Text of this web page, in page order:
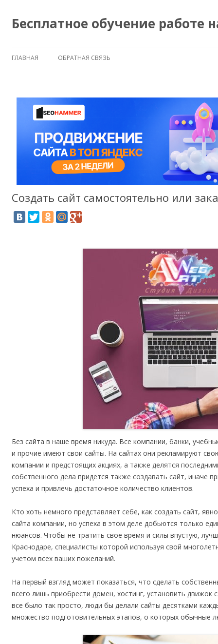
Бесплатное обучение работе
ГЛАВНАЯ ОБРАТНАЯ СВЯЗЬ
Создать сайт самостоятельно или
Без сайта в наше время никуда. Все компании, банки,
и прочие имеют свои сайты. На сайтах они рекламируют
компании и предстоящих акциях, а также делятся
собственного дела придется также создавать сайт, иначе
успеха и привлечь достаточное количество клиентов.
Кто хоть немного представляет себе, как создать сайт,
сайта компании, но успеха в этом деле добьются только
нюансов. Чтобы не тратить свое время и силы впустую,
Краснодаре, специалисты которой используя свой
учетом всех ваших пожеланий.
На первый взгляд может показаться, что сделать
всего лишь приобрести домен, хостинг, установить
все было так просто, люди бы делали сайты десятками
множество подготовительных этапов, о которых обычные